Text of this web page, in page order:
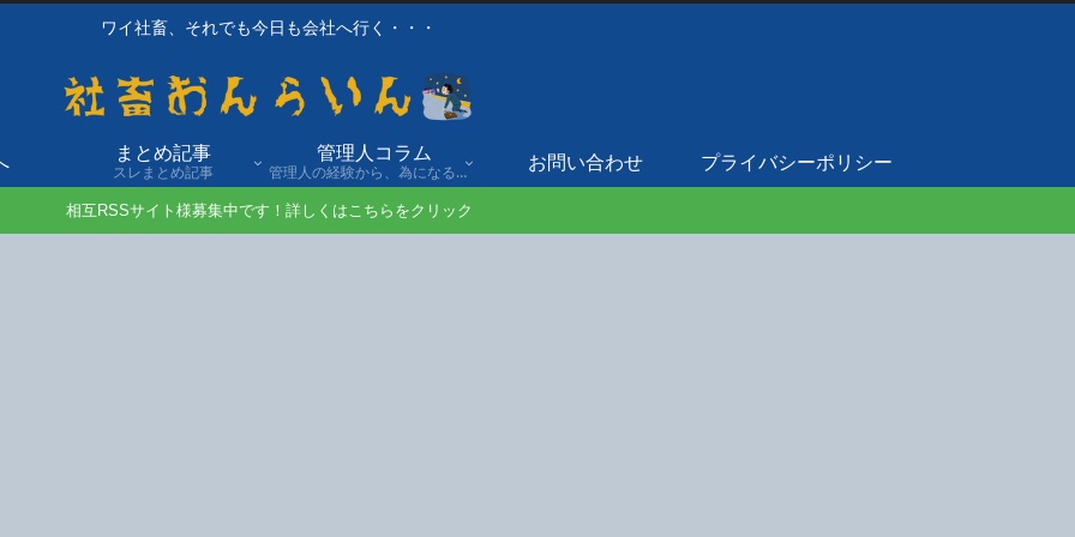
ワイ社畜、それでも今日も会社へ行く・・・
まとめ記事
スレまとめ記事
管理人コラム
管理人の経験から、為になる話や自身の経験談を発信。
お問い合わせ プライバシーポリシー
相互RSSサイト様募集中です！詳しくはこちらをクリック